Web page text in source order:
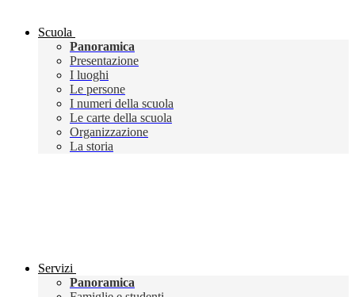
Scuola
Panoramica
Presentazione
I luoghi
Le persone
I numeri della scuola
Le carte della scuola
Organizzazione
La storia
Servizi
Panoramica